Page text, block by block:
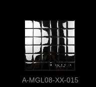
A-MGL08-XX-015